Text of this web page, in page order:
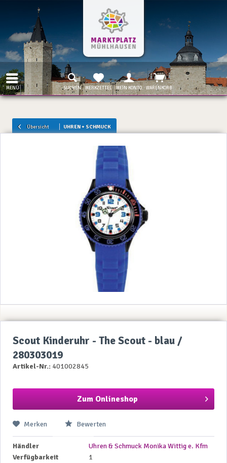
MENÜ SUCHEN MERKZETTEL MEIN KONTO WARENKORB
Übersicht UHREN + SCHMUCK
Scout Kinderuhr - The Scout - blau /
280303019
Artikel-Nr.: 401002845
Zum Onlineshop
Merken Bewerten
Händler
Uhren & Schmuck Monika Wittig e. Kfm
Verfügbarkeit
1